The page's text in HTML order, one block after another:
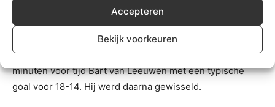
Accepteren
Bekijk voorkeuren
tweetal wel vallen. Vanaf de stip Mol voor 16-13. Maar
gecounterd door een schot van Judith Goedendorp (4e).
Op een fraaie assist van invalster Sjors Maes schoot
Collée daarna zijn tweede binnen, 17-14. Maar vijf
minuten voor tijd Bart van Leeuwen met een typische
goal voor 18-14. Hij werd daarna gewisseld.